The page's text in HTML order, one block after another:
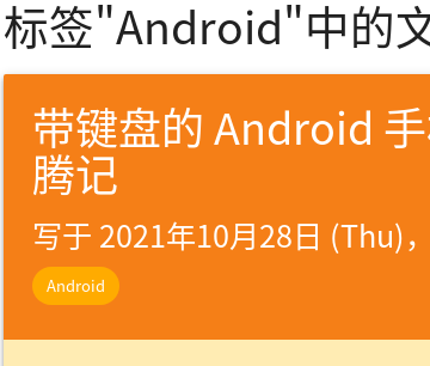
标签"Android"中的
带键盘的 Android
腾记
写于 2021年10月28日 (Thu)
Android